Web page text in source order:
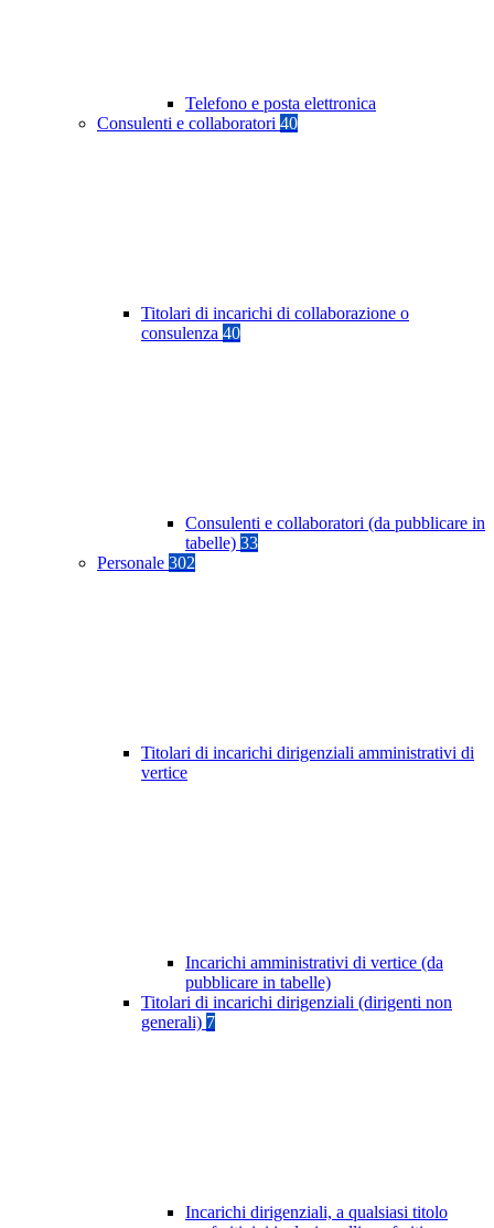
Telefono e posta elettronica
Consulenti e collaboratori 40
Titolari di incarichi di collaborazione o
consulenza 40
Consulenti e collaboratori (da pubblicare in
tabelle) 33
Personale 302
Titolari di incarichi dirigenziali amministrativi di
vertice
Incarichi amministrativi di vertice (da
pubblicare in tabelle)
Titolari di incarichi dirigenziali (dirigenti non
generali) 7
Incarichi dirigenziali, a qualsiasi titolo